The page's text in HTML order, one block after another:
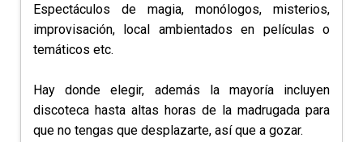
Espectáculos de magia, monólogos, misterios,
improvisación, local ambientados en películas o
temáticos etc.
Hay donde elegir, además la mayoría incluyen
discoteca hasta altas horas de la madrugada para
que no tengas que desplazarte, así que a gozar.